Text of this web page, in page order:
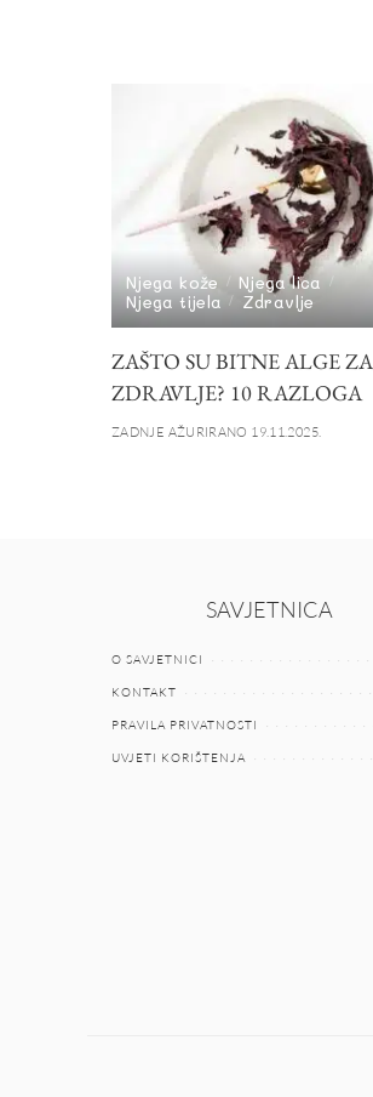
Njega kože
Njega lica
Njega tijela
Zdravlje
ZAŠTO SU BITNE ALGE ZA
ZDRAVLJE? 10 RAZLOGA
ZADNJE AŽURIRANO 19.11.2025.
SAVJETNICA
O SAVJETNICI
KONTAKT
PRAVILA PRIVATNOSTI
UVJETI KORIŠTENJA